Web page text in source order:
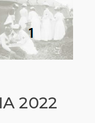
2022